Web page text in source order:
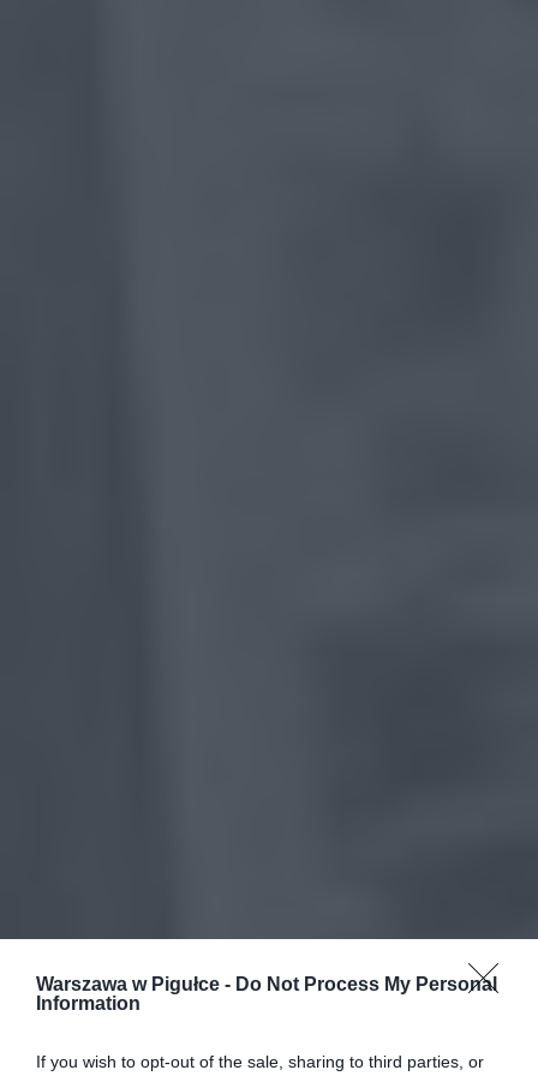
Warszawa w Pigułce - Do Not Process My Personal
Information
If you wish to opt-out of the sale, sharing to third parties, or